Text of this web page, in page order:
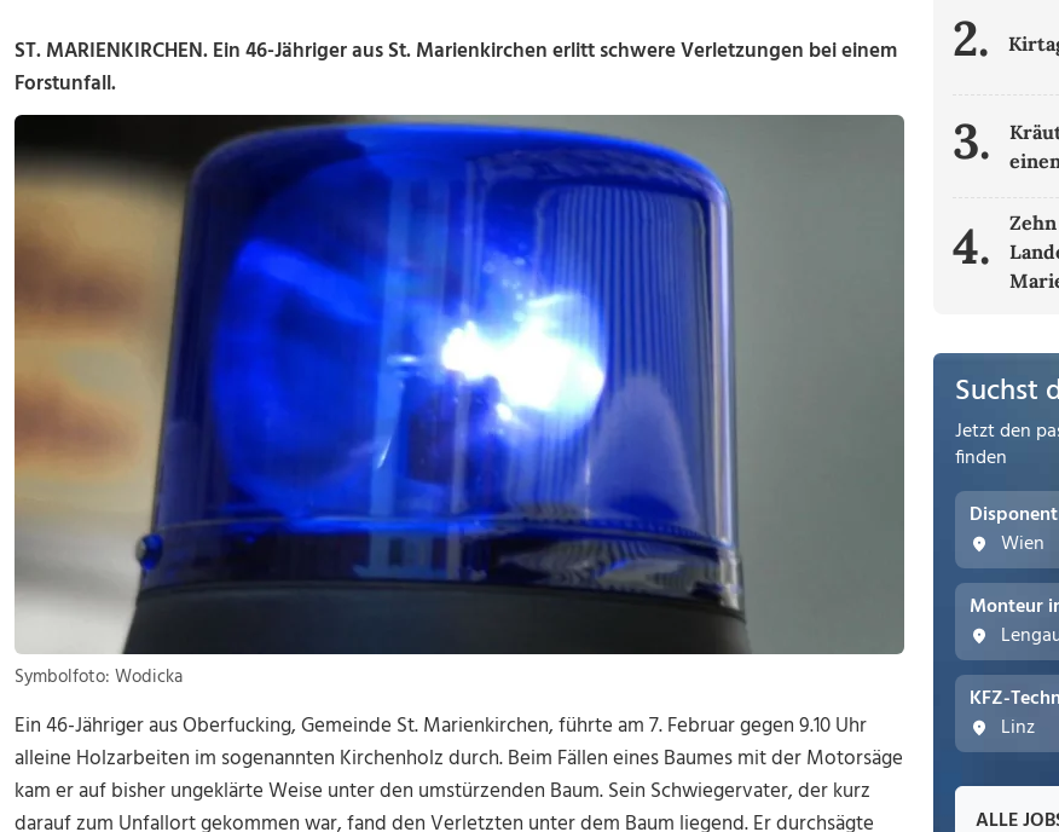
ST. MARIENKIRCHEN. Ein 46-Jähriger aus St. Marienkirchen erlitt schwere Verletzungen bei einem
Forstunfall.
Symbolfoto: Wodicka
Ein 46-Jähriger aus Oberfucking, Gemeinde St. Marienkirchen, führte am 7. Februar gegen 9.10 Uhr
alleine Holzarbeiten im sogenannten Kirchenholz durch. Beim Fällen eines Baumes mit der Motorsäge
kam er auf bisher ungeklärte Weise unter den umstürzenden Baum. Sein Schwiegervater, der kurz
darauf zum Unfallort gekommen war, fand den Verletzten unter dem Baum liegend. Er durchsägte
2.
3.
4.
Suchst
Jetzt den
finden
Wien
Monteur
KFZ-
Linz
ALLE